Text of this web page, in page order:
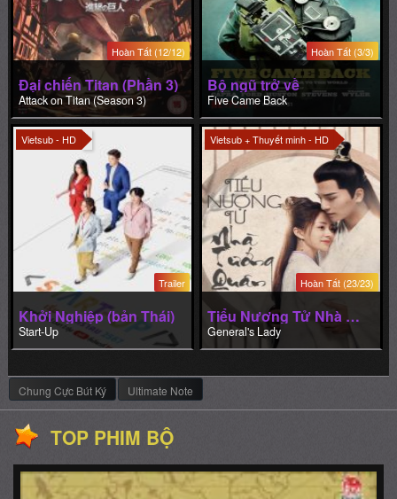
Vietsub - HD
Trailer
Khởi Nghiệp (bản Thái)
Vietsub + Thuyết minh - HD
Hoàn Tất (23/23)
Tiểu Nương Tử Nhà Tướng Quân
General's Lady
Chung Cực Bút Ký Ultimate Note
TOP PHIM BỘ
ĐẢO HẢI TẶC
One Piece (Luffy)
Pokemon Tổng Hợp